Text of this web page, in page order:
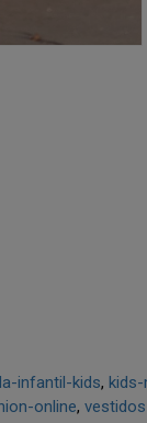
infantil-kids
online